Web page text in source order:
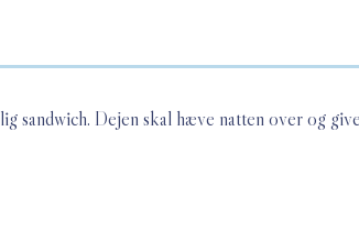
sandwich. Dejen skal hæve natten over og